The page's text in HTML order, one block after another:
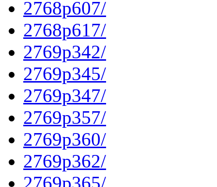
2768p607/
2768p617/
2769p342/
2769p345/
2769p347/
2769p357/
2769p360/
2769p362/
2769p365/